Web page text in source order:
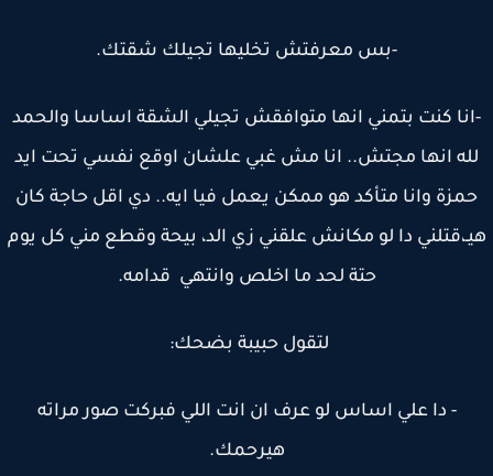
-بس معرفتش تخليها تجيلك شقتك.
كنت بتمني انها متوافقش تجيلي الشقة اساسا والحمد
انها مجتش.. انا مش غبي علشان اوقع نفسي تحت ايد
وانا متأكد هو ممكن يعمل فيا ايه.. دي اقل حاجة كان
دا لو مكانش علقني زي الد، بيحة وقطع مني كل يوم
حتة لحد ما اخلص وانتهي قدامه.
لتقول حبيبة بضحك:
- دا علي اساس لو عرف ان انت اللي فبركت صور مراته
هيرحمك.